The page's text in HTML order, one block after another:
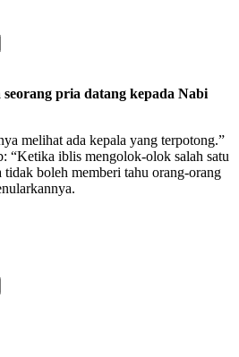
pria datang kepada Nabi
melihat ada kepala yang terpotong.”
“Ketika iblis mengolok-olok salah satu
boleh memberi tahu orang-orang